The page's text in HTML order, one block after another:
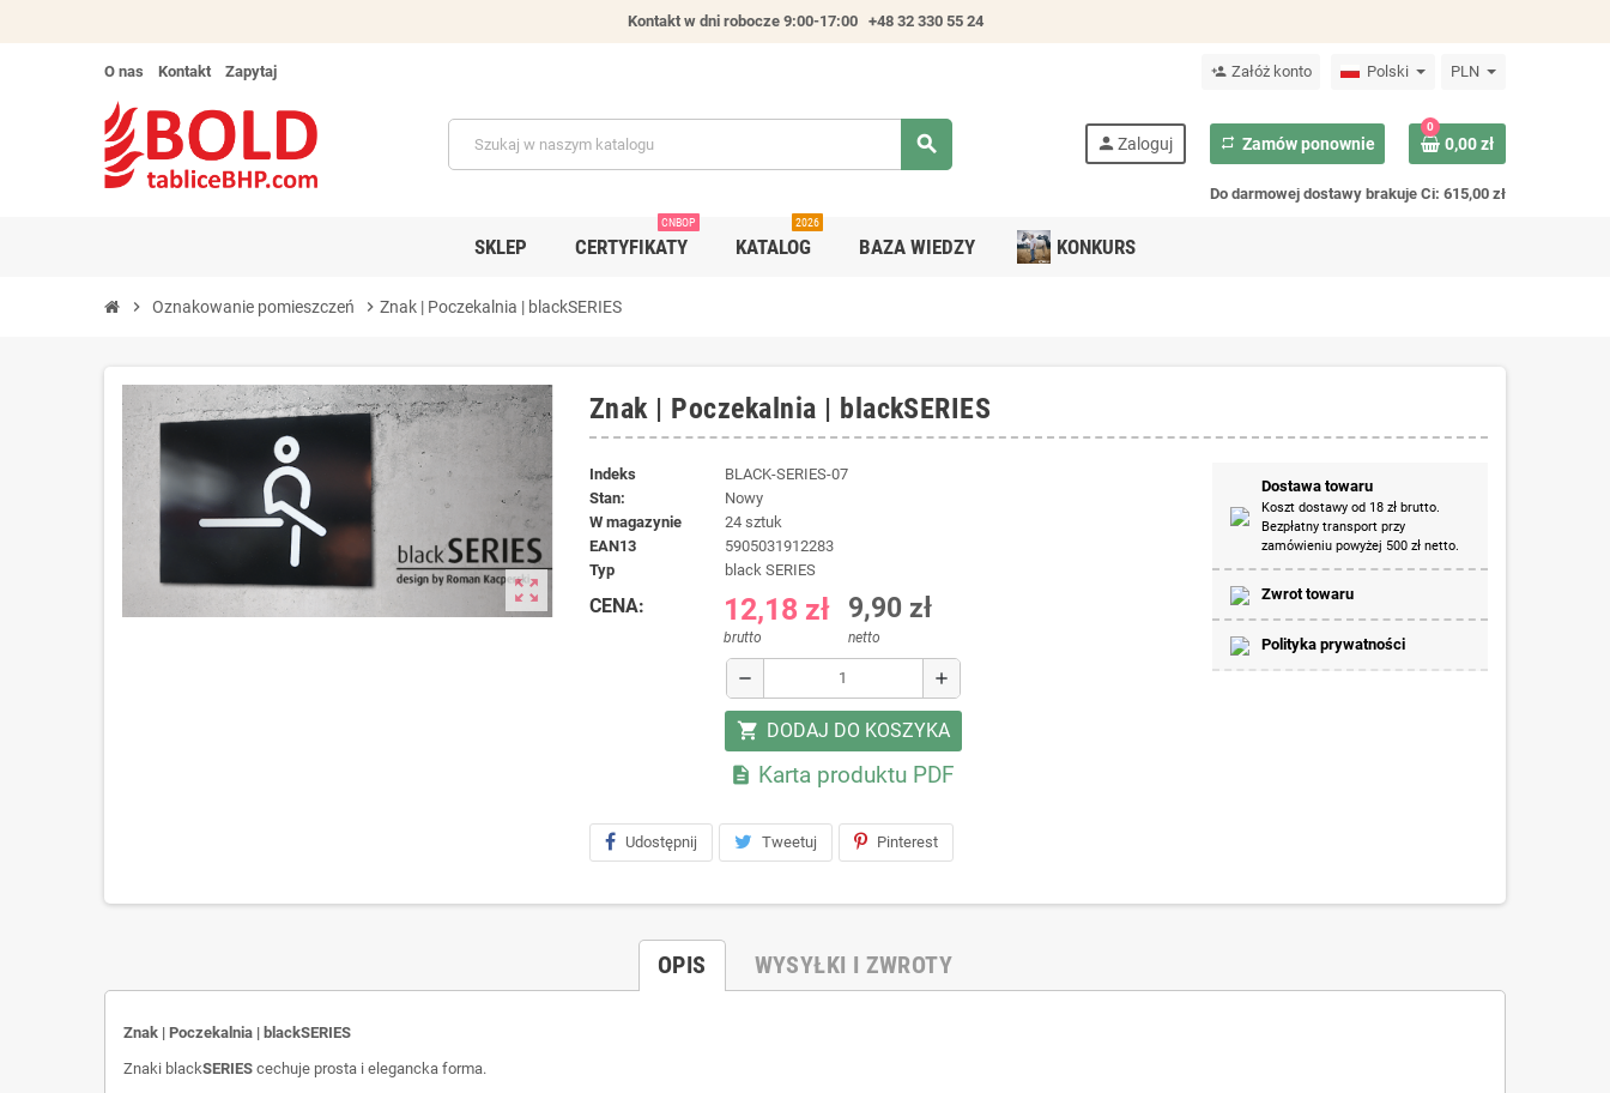
Kontakt w dni robocze 9:00-17:00 +48 32 330 55 24
O nas Kontakt Zapytaj person_add Załóż konto Polski PLN
search person Zaloguj repeat Zamów ponownie
0
0,00 zł
Do darmowej dostawy brakuje Ci: 615,00 zł
SKLEP CERTYFIKATY
CNBOP
KATALOG
2026
BAZA WIEDZY KONKURS
chevron_right Oznakowanie pomieszczeń chevron_right Znak | Poczekalnia | blackSERIES
zoom_out_map
Znak | Poczekalnia | blackSERIES
Indeks
BLACK-SERIES-07
Stan:
Nowy
W magazynie
24 sztuk
EAN13
5905031912283
typ
black SERIES
CENA: 12,18 zł
brutto
9,90 zł
netto
remove add
shopping_cart DODAJ DO KOSZYKA
 Karta produktu PDF
Udostępnij Tweetuj Pinterest
Dostawa towaru
Koszt dostawy od 18 zł brutto.
Bezpłatny transport przy
zamówieniu powyżej 500 zł netto.
Zwrot towaru
Polityka prywatności
OPIS WYSYŁKI I ZWROTY
Znak | Poczekalnia | blackSERIES
Znaki blackSERIES cechuje prosta i elegancka forma.